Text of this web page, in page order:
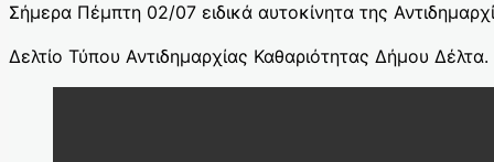
Σήμερα Πέμπτη 02/07 ειδικά αυτοκίνητα της
Δελτίο Τύπου Αντιδημαρχίας Καθαριότητας Δήμου Δέλτα.